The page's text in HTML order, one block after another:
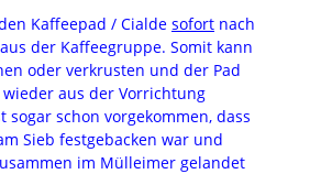
Kaffeepad / Cialde sofort nach
der Kaffeegruppe. Somit kann
oder verkrusten und der Pad
aus der Vorrichtung
sogar schon vorgekommen, dass
Sieb festgebacken war und
im Mülleimer gelandet